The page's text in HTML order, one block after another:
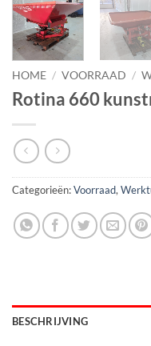
HOME / VOORRAAD /
Rotina 660
Categorieën:Voorraad,
BESCHRIJVING